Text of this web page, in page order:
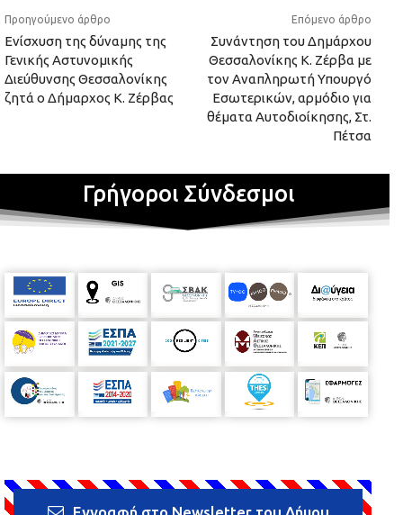
Προηγούμενο άρθρο
Ενίσχυση της δύναμης της
Γενικής Αστυνομικής
Διεύθυνσης Θεσσαλονίκης
ζητά ο Δήμαρχος Κ. Ζέρβας
Επόμενο άρθρο
Συνάντηση του Δημάρχου
Θεσσαλονίκης Κ. Ζέρβα με
τον Αναπληρωτή Υπουργό
Εσωτερικών, αρμόδιο για
θέματα Αυτοδιοίκησης, Στ.
Πέτσα
Γρήγοροι Σύνδεσμοι